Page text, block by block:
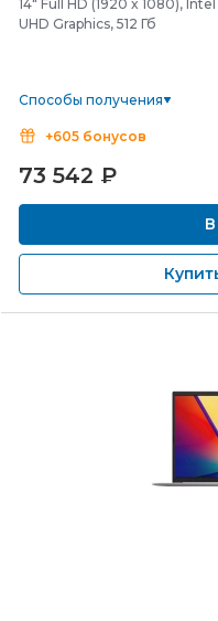
14" Full HD (1920 x 1080), Intel
UHD Graphics, 512 Гб
Способы получения
+605 бонусов
73 542 ₽